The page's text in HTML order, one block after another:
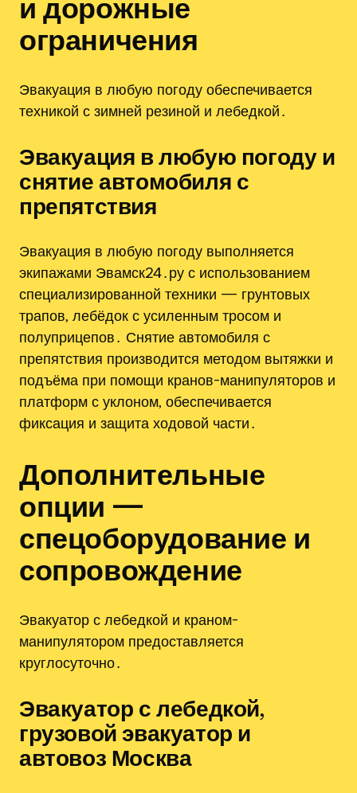
и дорожные
ограничения
Эвакуация в любую погоду обеспечивается
техникой с зимней резиной и лебедкой․
Эвакуация в любую погоду и
снятие автомобиля с
препятствия
Эвакуация в любую погоду выполняется
экипажами Эвамск24․ру с использованием
специализированной техники — грунтовых
трапов‚ лебёдок с усиленным тросом и
полуприцепов․ Снятие автомобиля с
препятствия производится методом вытяжки и
подъёма при помощи кранов-манипуляторов и
платформ с уклоном‚ обеспечивается
фиксация и защита ходовой части․
Дополнительные
опции —
спецоборудование и
сопровождение
Эвакуатор с лебедкой и краном-
манипулятором предоставляется
круглосуточно․
Эвакуатор с лебедкой‚
грузовой эвакуатор и
автовоз Москва